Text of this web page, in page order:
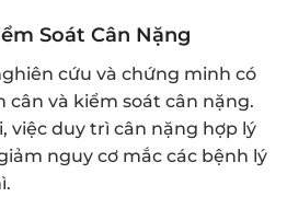
Soát Cân Nặng
cứu và chứng minh có
cân và kiểm soát cân nặng.
việc duy trì cân nặng hợp lý
nguy cơ mắc các bệnh lý